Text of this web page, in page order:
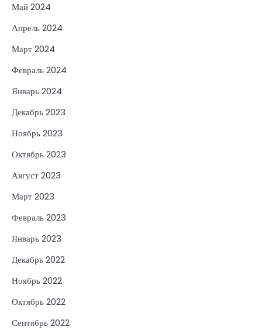
Май 2024
Апрель 2024
Март 2024
Февраль 2024
Январь 2024
Декабрь 2023
Ноябрь 2023
Октябрь 2023
Август 2023
Март 2023
Февраль 2023
Январь 2023
Декабрь 2022
Ноябрь 2022
Октябрь 2022
Сентябрь 2022